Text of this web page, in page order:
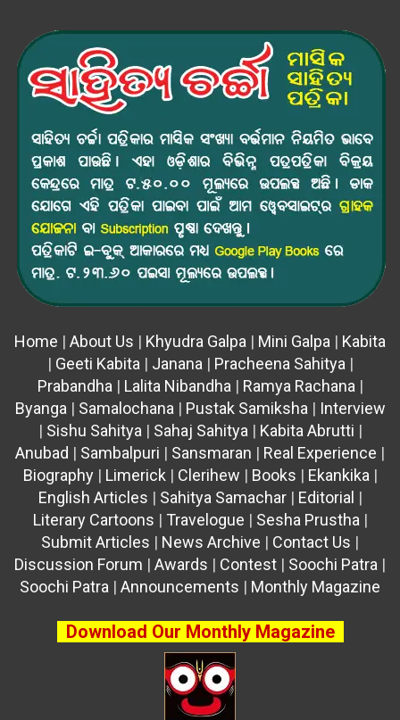
Home | About Us | Khyudra Galpa | Mini Galpa | Kabita
| Geeti Kabita| Janana| Pracheena Sahitya|
Prabandha| Lalita Nibandha| Ramya Rachana|
Byanga| Samalochana| Pustak Samiksha| Interview
| Sishu Sahitya| Sahaj Sahitya| Kabita Abrutti |
Anubad | Sambalpuri | Sansmaran | Real Experience |
Biography| Limerick| Clerihew | Books | Ekankika|
English Articles | Sahitya Samachar| Editorial |
Literary Cartoons | Travelogue | Sesha Prustha|
Submit Articles | News Archive | Contact Us |
Discussion Forum | Awards | Contest | Soochi Patra |
Soochi Patra | Announcements | Monthly Magazine
Download Our Monthly Magazine